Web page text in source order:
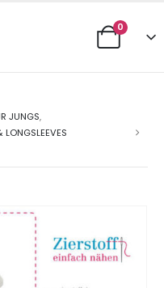
0
JUNGS,
LONGSLEEVES